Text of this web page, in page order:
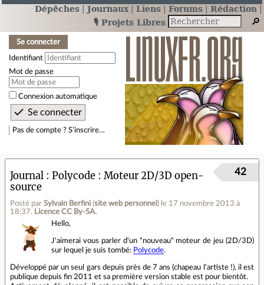
Dépêches Journaux Liens Forums
Rédaction
🎙️ Projets Libres
Se connecter
Identifiant
Mot de passe
Connexion automatique
Pas de compte ? S’inscrire…
Journal
Polycode : Moteur 2D/3D open-
source
Posté par Sylvain Berfini (site web personnel ) le 17 novembre 2013 à
18:37. Licence CC By‑SA.
42
Hello,
J'aimerai vous parler d'un "nouveau" moteur de jeu (2D/3D)
sur lequel je suis tombé: Polycode.
Développé par un seul gars depuis près de 7 ans (chapeau l'artiste !), il est
publique depuis fin 2011 et sa première version stable est pour bientôt.